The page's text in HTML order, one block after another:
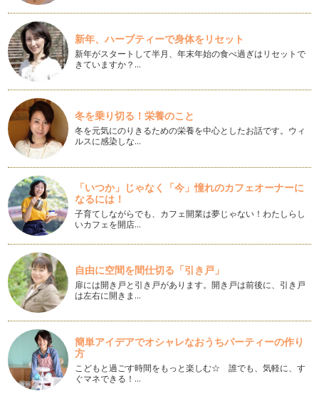
どっちのイメージ？ ヨーロッパ、ロンドンと言えば、紅茶VS
コーヒー
ヨーロッパ、ロンドンというと、あなたはどちらをイメージし
ますか？ たいていの人は、…
コーヒーは、最高のコミュニケーションツール！世界の文豪も
愛していた！？
今では、いたるところにあるカフェ、喫茶店。 最初に出来た
のは、1554年、イスタン…
最近、流行りのスペシャルティコーヒーとはどんなコーヒー？
最近、コンビニでも見るようになった、「スペシャルティコー
ヒー」 「スペシャル」と聞…
カフェ・ラテとカフェ・オ・レとカプチーノの違いはここ！
どれも牛乳を使ったコーヒーではあるけれど、カフェ・ラテと
カフェ・オ・レとカプチーノの違いっ…
カフェイン発見はここから！
カフェインというのは、いつ見つかったのか！？ コーヒーの
発見にはカフェインが重要な…
最新！コーヒー情報！
最近、コーヒー業界では、COE（カップオブエクセレンス）と
いう「その年その国でもっともおい…
コーヒーの値段の違いの話
お野菜と同じように、コーヒーにも”等級”というものがありま
す。 …
新年、ハーブティーで身体をリセット
新年がスタートして半月、年末年始の食べ過ぎはリセットで
きていますか？…
冬を乗り切る！栄養のこと
冬を元気にのりきるための栄養を中心としたお話です。ウィ
ルスに感染しな…
「いつか」じゃなく「今」憧れのカフェオーナーに
なるには！
子育てしながらでも、カフェ開業は夢じゃない！わたしらし
いカフェを開店…
自由に空間を間仕切る「引き戸」
扉には開き戸と引き戸があります。開き戸は前後に、引き戸
は左右に開きま…
簡単アイデアでオシャレなおうちパーティーの作り
方
こどもと過ごす時間をもっと楽しむ☆ 誰でも、気軽に、す
ぐマネできる！…